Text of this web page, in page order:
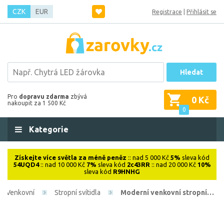
CZK EUR Registrace Přihlásit se
Hledat
Pro dopravu zdarma zbývá
nakoupit za 1 500 Kč
0
0 Kč
Kategorie
Získejte více světla za méně peněz :: nad 5 000 Kč 5% sleva kód
54UQD4:: nad 10 000 Kč 7% sleva kód 2c43RR :: nad 20 000 Kč 10%
sleva kód R9HNHG
Venkovní Stropní svítidla Moderní venkovní stropní…